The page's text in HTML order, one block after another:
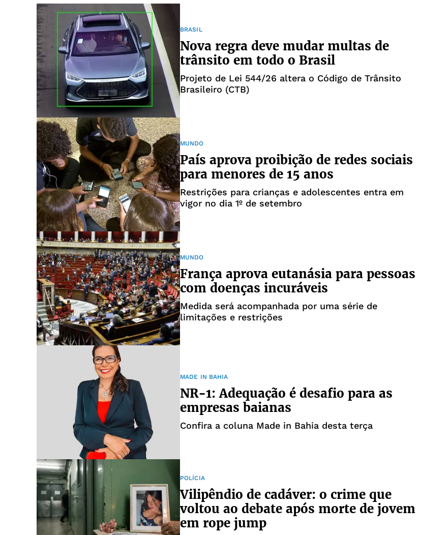
BRASIL
Nova regra deve mudar multas de
trânsito em todo o Brasil
Projeto de Lei 544/26 altera o Código de Trânsito
Brasileiro (CTB)
MUNDO
País aprova proibição de redes sociais
para menores de 15 anos
Restrições para crianças e adolescentes entra em
vigor no dia 1º de setembro
MUNDO
França aprova eutanásia para pessoas
com doenças incuráveis
Medida será acompanhada por uma série de
limitações e restrições
MADE IN BAHIA
NR-1: Adequação é desafio para as
empresas baianas
Confira a coluna Made in Bahia desta terça
POLÍCIA
Vilipêndio de cadáver: o crime que
voltou ao debate após morte de jovem
em rope jump